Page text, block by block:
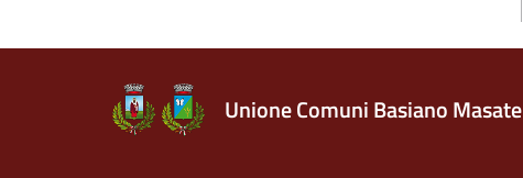
Unione Comuni Basiano Masate